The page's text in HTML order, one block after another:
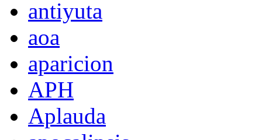
antiyuta
aoa
aparicion
APH
Aplauda